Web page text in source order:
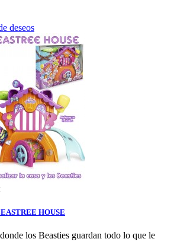
deseos
HOUSE
los Beasties guardan todo lo que le